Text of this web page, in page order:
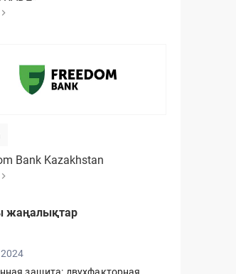
Bank Kazakhstan
жаңалықтар